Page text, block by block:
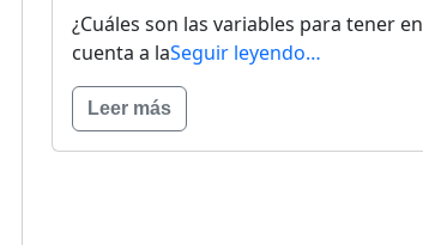
¿Cuáles son las variables para tener en
cuenta a laSeguir leyendo…
Leer más